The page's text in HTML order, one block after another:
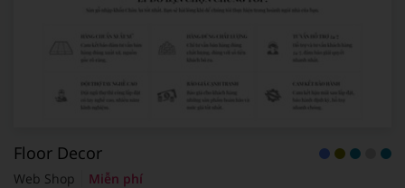
Floor Decor
Web Shop Miễn phí